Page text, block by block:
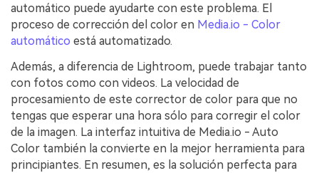
automático puede ayudarte con este problema. El
proceso de corrección del color en Media.io - Color
automático está automatizado.
Además, a diferencia de Lightroom, puede trabajar tanto
con fotos como con videos. La velocidad de
procesamiento de este corrector de color para que no
tengas que esperar una hora sólo para corregir el color
de la imagen. La interfaz intuitiva de Media.io - Auto
Color también la convierte en la mejor herramienta para
principiantes. En resumen, es la solución perfecta para